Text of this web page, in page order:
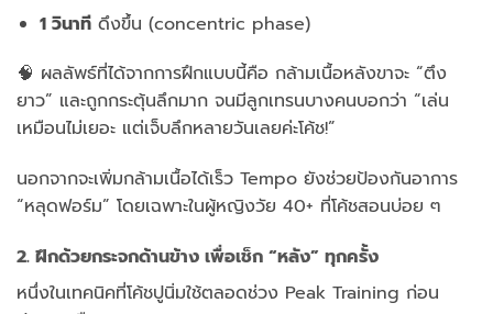
1 วินาทีดึงขึ้น (concentric phase)
🧠 ผลลัพธ์ที่ได้จากการฝึกแบบนี้คือ กล้ามเนื้อหลังขาจะ “ตึง
ยาว” และถูกกระตุ้นลึกมาก จนมีลูกเทรนบางคนบอกว่า “เล่น
เหมือนไม่เยอะ แต่เจ็บลึกหลายวันเลยค่ะโค้ช!”
นอกจากจะเพิ่มกล้ามเนื้อได้เร็ว Tempo ยังช่วยป้องกันอาการ
“หลุดฟอร์ม” โดยเฉพาะในผู้หญิงวัย 40+ ที่โค้ชสอนบ่อย ๆ
2. ฝึกด้วยกระจกด้านข้าง เพื่อเช็ก “หลัง” ทุกครั้ง
หนึ่งในเทคนิคที่โค้ชปูนิ่มใช้ตลอดช่วง Peak Training ก่อน